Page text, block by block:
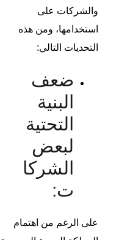
والشركات على
استخدامها، ومن هذه
التحديات التالي:
ضعف
البنية
التحتية
لبعض
الشركا
ت:
على الرغم من اهتمام